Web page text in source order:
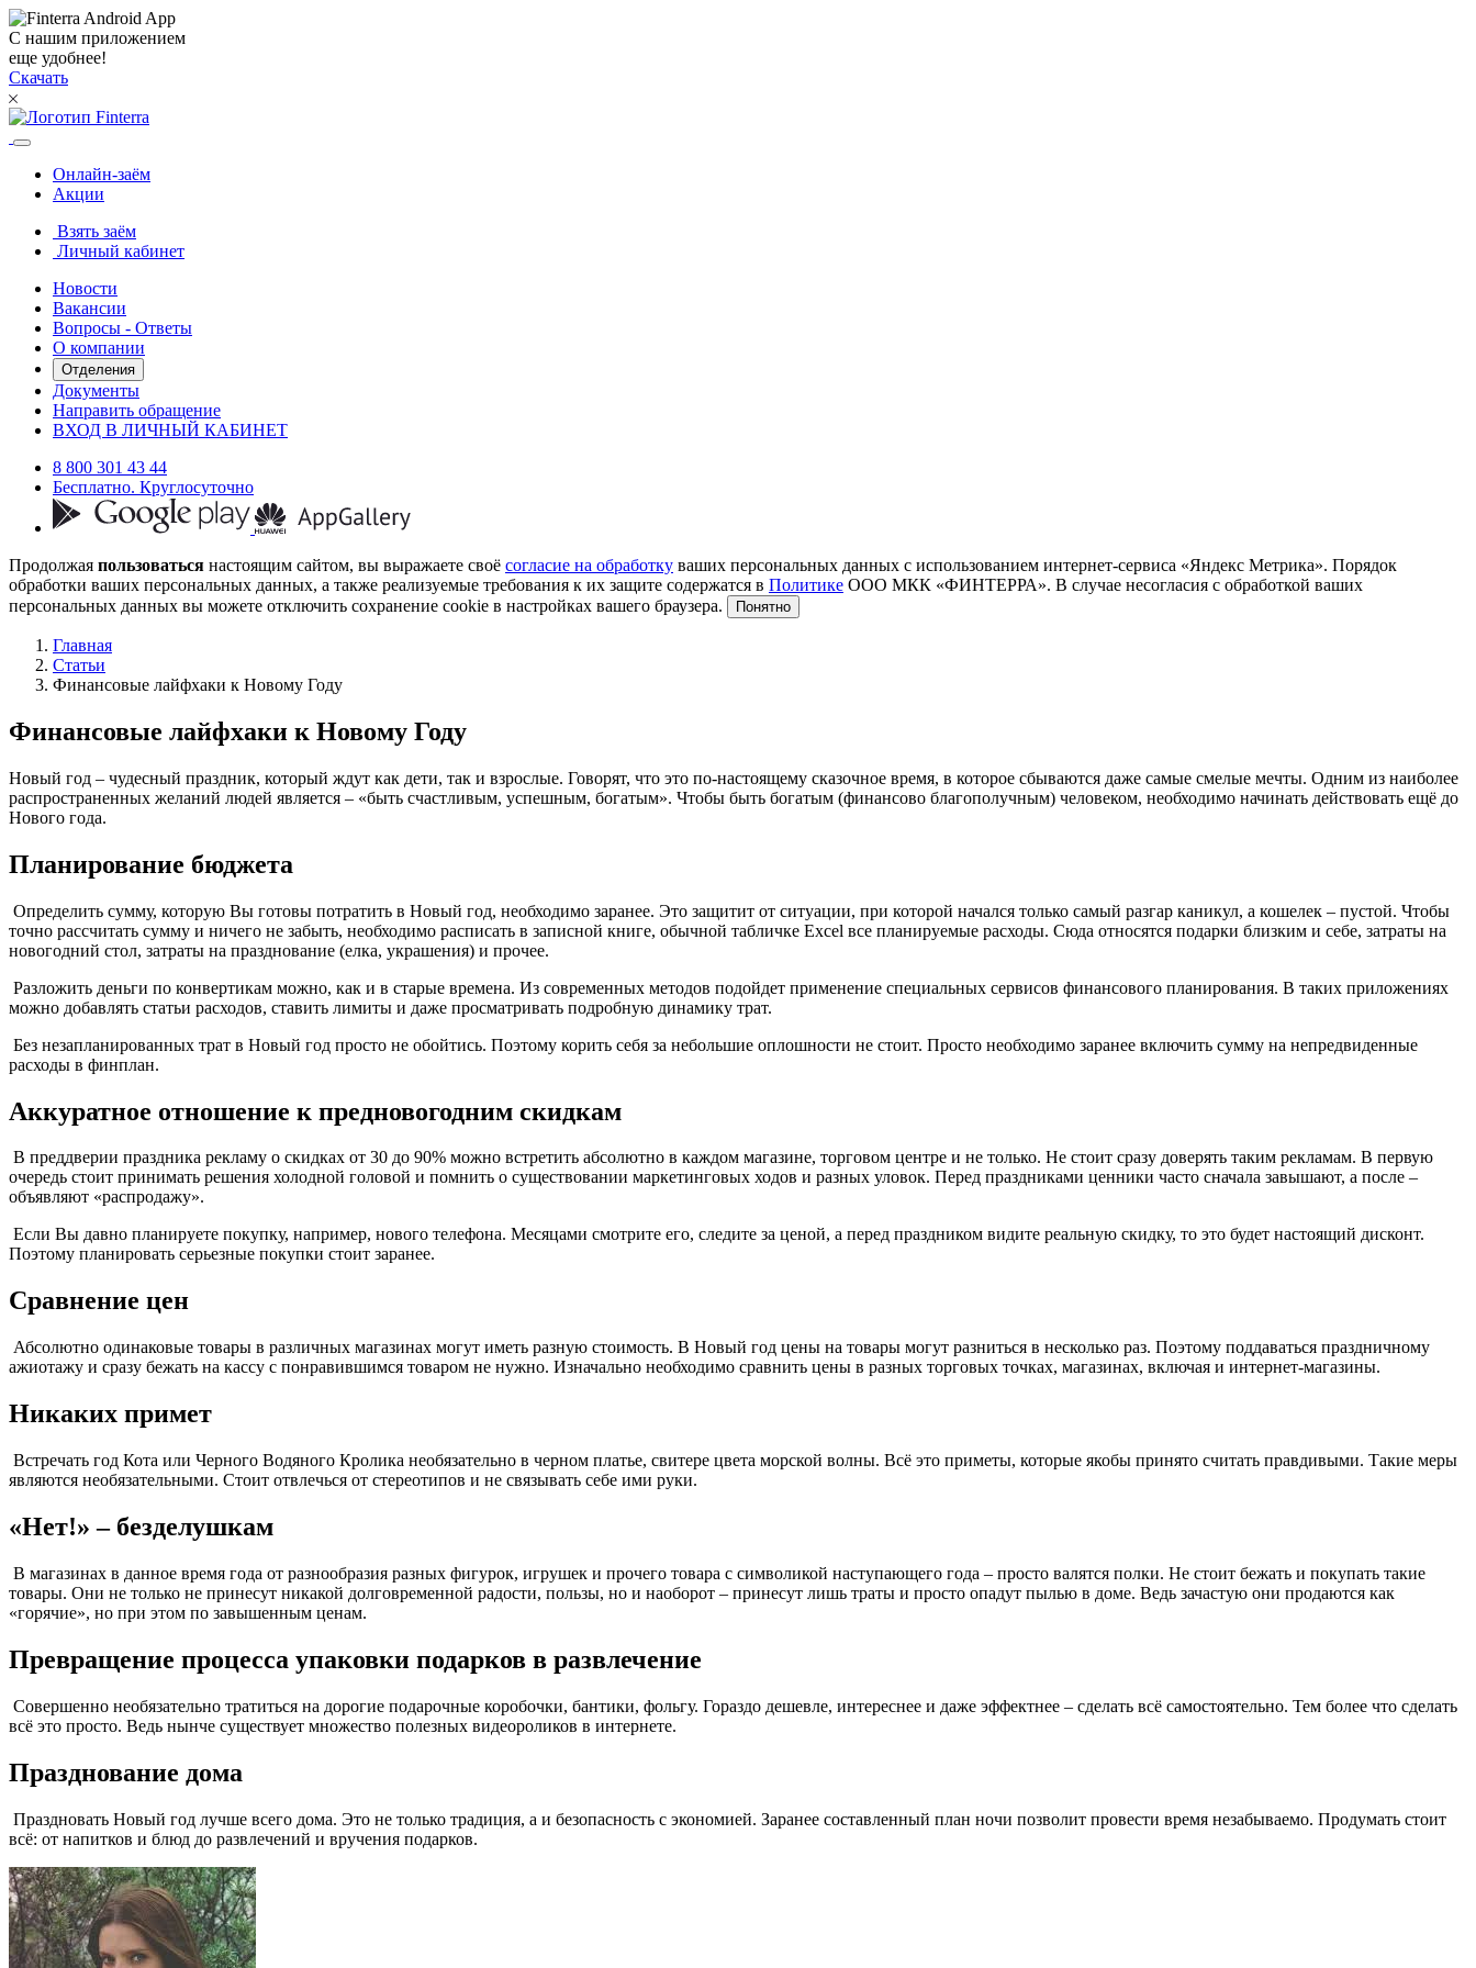
С нашим приложением
еще удобнее!
Скачать
Онлайн-заём
Акции
Взять заём
Личный кабинет
Новости
Вакансии
Вопросы - Ответы
О компании
Отделения
Документы
Направить обращение
ВХОД В ЛИЧНЫЙ КАБИНЕТ
8 800 301 43 44
Бесплатно. Круглосуточно
Продолжая пользоваться настоящим сайтом, вы выражаете своё согласие на обработку ваших персональных данных с использованием интернет-сервиса «Яндекс Метрика». Порядок
обработки ваших персональных данных, а также реализуемые требования к их защите содержатся в Политике ООО МКК «ФИНТЕРРА». В случае несогласия с обработкой ваших
персональных данных вы можете отключить сохранение cookie в настройках вашего браузера.
Понятно
Главная
Статьи
Финансовые лайфхаки к Новому Году
Финансовые лайфхаки к Новому Году
Новый год – чудесный праздник, который ждут как дети, так и взрослые. Говорят, что это по-настоящему сказочное время, в которое сбываются даже самые смелые мечты. Одним из наиболее
распространенных желаний людей является – «быть счастливым, успешным, богатым». Чтобы быть богатым (финансово благополучным) человеком, необходимо начинать действовать ещё до
Нового года.
Планирование бюджета
Определить сумму, которую Вы готовы потратить в Новый год, необходимо заранее. Это защитит от ситуации, при которой начался только самый разгар каникул, а кошелек – пустой. Чтобы
точно рассчитать сумму и ничего не забыть, необходимо расписать в записной книге, обычной табличке Excel все планируемые расходы. Сюда относятся подарки близким и себе, затраты на
новогодний стол, затраты на празднование (елка, украшения) и прочее.
Разложить деньги по конвертикам можно, как и в старые времена. Из современных методов подойдет применение специальных сервисов финансового планирования. В таких приложениях
можно добавлять статьи расходов, ставить лимиты и даже просматривать подробную динамику трат.
Без незапланированных трат в Новый год просто не обойтись. Поэтому корить себя за небольшие оплошности не стоит. Просто необходимо заранее включить сумму на непредвиденные
расходы в финплан.
Аккуратное отношение к предновогодним скидкам
В преддверии праздника рекламу о скидках от 30 до 90% можно встретить абсолютно в каждом магазине, торговом центре и не только. Не стоит сразу доверять таким рекламам. В первую
очередь стоит принимать решения холодной головой и помнить о существовании маркетинговых ходов и разных уловок. Перед праздниками ценники часто сначала завышают, а после –
объявляют «распродажу».
Если Вы давно планируете покупку, например, нового телефона. Месяцами смотрите его, следите за ценой, а перед праздником видите реальную скидку, то это будет настоящий дисконт.
Поэтому планировать серьезные покупки стоит заранее.
Сравнение цен
Абсолютно одинаковые товары в различных магазинах могут иметь разную стоимость. В Новый год цены на товары могут разниться в несколько раз. Поэтому поддаваться праздничному
ажиотажу и сразу бежать на кассу с понравившимся товаром не нужно. Изначально необходимо сравнить цены в разных торговых точках, магазинах, включая и интернет-магазины.
Никаких примет
Встречать год Кота или Черного Водяного Кролика необязательно в черном платье, свитере цвета морской волны. Всё это приметы, которые якобы принято считать правдивыми. Такие меры
являются необязательными. Стоит отвлечься от стереотипов и не связывать себе ими руки.
«Нет!» – безделушкам
В магазинах в данное время года от разнообразия разных фигурок, игрушек и прочего товара с символикой наступающего года – просто валятся полки. Не стоит бежать и покупать такие
товары. Они не только не принесут никакой долговременной радости, пользы, но и наоборот – принесут лишь траты и просто опадут пылью в доме. Ведь зачастую они продаются как
«горячие», но при этом по завышенным ценам.
Превращение процесса упаковки подарков в развлечение
Совершенно необязательно тратиться на дорогие подарочные коробочки, бантики, фольгу. Гораздо дешевле, интереснее и даже эффектнее – сделать всё самостоятельно. Тем более что сделать
всё это просто. Ведь нынче существует множество полезных видеороликов в интернете.
Празднование дома
Праздновать Новый год лучше всего дома. Это не только традиция, а и безопасность с экономией. Заранее составленный план ночи позволит провести время незабываемо. Продумать стоит
всё: от напитков и блюд до развлечений и вручения подарков.